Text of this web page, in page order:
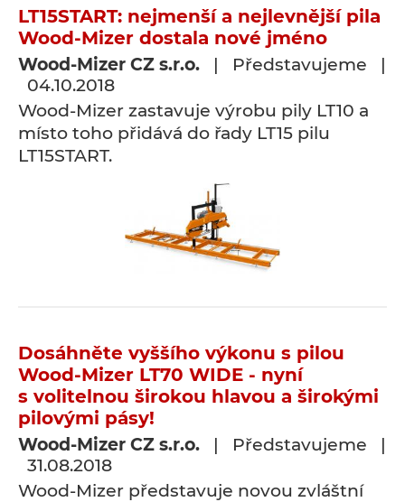
LT15START: nejmenší a nejlevnější pila
Wood-Mizer dostala nové jméno
Wood-Mizer CZ s.r.o. | Představujeme |
04.10.2018
Wood-Mizer zastavuje výrobu pily LT10 a
místo toho přidává do řady LT15 pilu
LT15START.
Dosáhněte vyššího výkonu s pilou
Wood-Mizer LT70 WIDE - nyní
s volitelnou širokou hlavou a širokými
pilovými pásy!
Wood-Mizer CZ s.r.o. | Představujeme |
31.08.2018
Wood-Mizer představuje novou zvláštní